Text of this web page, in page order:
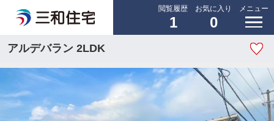
閲覧履歴
1
お気に入り
0
メニュー
アルデバラン 2LDK